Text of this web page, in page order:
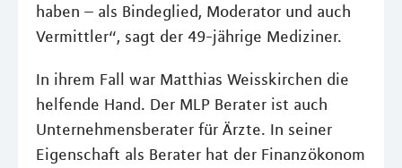
haben – als Bindeglied, Moderator und auch
Vermittler“, sagt der 49-jährige Mediziner.
In ihrem Fall war Matthias Weisskirchen die
helfende Hand. Der MLP Berater ist auch
Unternehmensberater für Ärzte. In seiner
Eigenschaft als Berater hat der Finanzökonom